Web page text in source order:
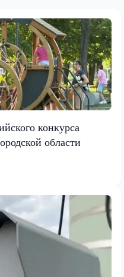
конкурса
области